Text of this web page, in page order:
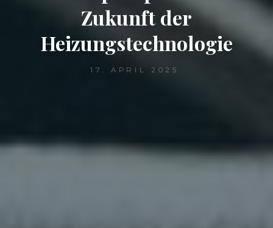
Zukunft der
Heizungstechnologie
17. APRIL 2025